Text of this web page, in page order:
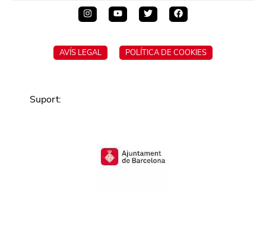
AVÍS LEGAL POLÍTICA DE COOKIES
Suport: